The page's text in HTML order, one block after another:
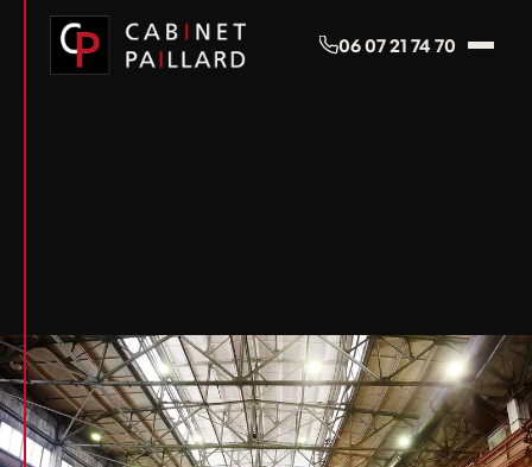
06 07 21 74 70
Panneau de gestion des cookies